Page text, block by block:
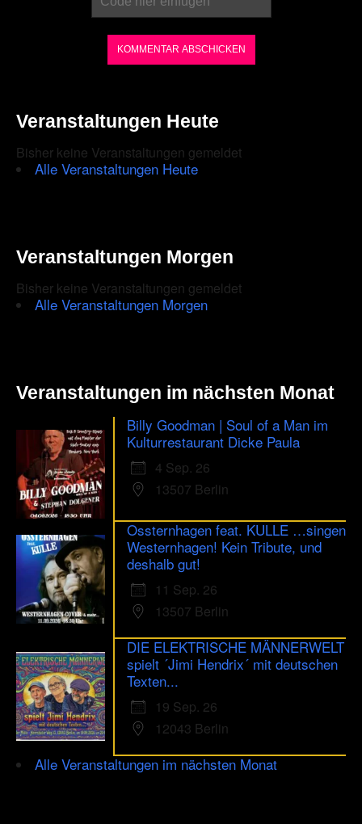
the
to
are
human.
Veranstaltungen Heute
Bisher keine Veranstaltungen gemeldet
Alle Veranstaltungen Heute
Veranstaltungen Morgen
Bisher keine Veranstaltungen gemeldet
Alle Veranstaltungen Morgen
Veranstaltungen im nächsten Monat
Billy Goodman | Soul of a Man im
Kulturrestaurant Dicke Paula
4 Sep. 26
13507 Berlin
Ossternhagen feat. KULLE …singen
Westernhagen! Kein Tribute, und
deshalb gut!
11 Sep. 26
13507 Berlin
DIE ELEKTRISCHE MÄNNERWELT
spielt ´Jimi Hendrix´ mit deutschen
Texten...
19 Sep. 26
12043 Berlin
Alle Veranstaltungen im nächsten Monat